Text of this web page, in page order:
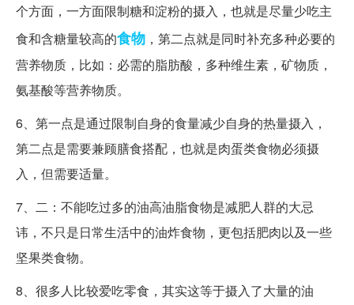
个方面，一方面限制糖和淀粉的摄入，也就是尽量少吃主
食和含糖量较高的食物 ，第二点就是同时补充多种必要的
营养物质，比如：必需的脂肪酸，多种维生素，矿物质，
氨基酸等营养物质。
6、第一点是通过限制自身的食量减少自身的热量摄入，
第二点是需要兼顾膳食搭配，也就是肉蛋类食物必须摄
入，但需要适量。
7、二：不能吃过多的油高油脂食物是减肥人群的大忌
讳，不只是日常生活中的油炸食物，更包括肥肉以及一些
坚果类食物。
8、很多人比较爱吃零食，其实这等于摄入了大量的油